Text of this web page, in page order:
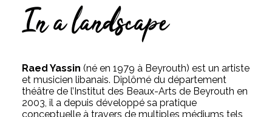
In a landscape
Raed Yassin (né en 1979 à Beyrouth) est un artiste
et musicien libanais. Diplômé du département
théâtre de l’Institut des Beaux-Arts de Beyrouth en
2003, il a depuis développé sa pratique
conceptuelle à travers de multiples médiums tels